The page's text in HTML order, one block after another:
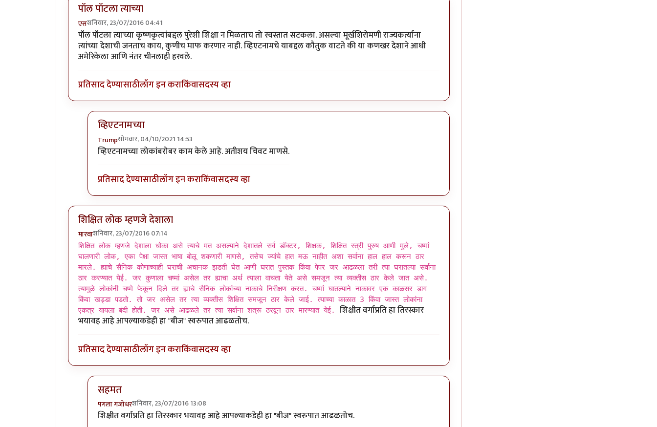
पॉल पॉटला त्याच्या
एसशनिवार, 23/07/2016 04:41
पॉल पॉटला त्याच्या कृष्णकृत्यांबद्दल पुरेशी शिक्षा न मिळताच तो स्वस्तात सटकला. असल्या मूर्खशिरोमणी राज्यकर्त्यांना
त्यांच्या देशाची जनताच काय, कुणीच माफ करणार नाही. व्हिएटनामचे याबद्दल कौतुक वाटते की या कणखर देशाने आधी
अमेरिकेला आणि नंतर चीनलाही हरवले.
प्रतिसाद देण्यासाठीलॉग इन कराकिंवासदस्य व्हा
व्हिएटनामच्या
Trumpसोमवार, 04/10/2021 14:53
In reply toपॉल पॉटला त्याच्याbyएस
व्हिएटनामच्या लोकांबरोबर काम केले आहे. अतीशय चिवट माणसे.
प्रतिसाद देण्यासाठीलॉग इन कराकिंवासदस्य व्हा
शिक्षित लोक म्हणजे देशाला
मारवाशनिवार, 23/07/2016 07:14
शिक्षित लोक म्हणजे देशाला धोका असे त्याचे मत असल्याने देशातले सर्व डॉक्टर, शिक्षक, शिक्षित स्त्री पुरुष आणी मुले, चष्मां
घालणारी लोक, एका पेक्षा जास्त भाषा बोलू शकणारी माणसे, तसेच ज्यांचे हात मऊ नाहीत अशा सर्वाना हाल हाल करून ठार
मारले. ह्याचे सैनिक कोणाच्याही घराची अचानक झडती घेत आणी घरात पुस्तक किंवा पेपर जर आढळला तरी त्या घरातल्या सर्वाना
ठार करण्यात येई. जर कुणाला चष्मां असेल तर ह्याचा अर्थ त्याला वाचता येते असे समजून त्या व्यक्तीस ठार केले जात असे.
त्यामुळे लोकांनी चष्मे फेकून दिले तर ह्याचे सैनिक लोकांच्या नाकाचे निरीक्षण करत. चष्मां घातल्याने नाकावर एक काळसर डाग
किंवा खड्डा पडतो. तो जर असेल तर त्या व्यक्तीस शिक्षित समजून ठार केले जाई. त्याच्या काळात 3 किंवा जास्त लोकांना
एकत्र यायला बंदी होती. जर असे आढळले तर त्या सर्वाना शत्रू ठरवून ठार मारण्यात येई. शिक्षीत वर्गाप्रति हा तिरस्कार
भयावह आहे आपल्याकडेही हा "बीज" स्वरुपात आढळतोच.
प्रतिसाद देण्यासाठीलॉग इन कराकिंवासदस्य व्हा
सहमत
पगला गजोधरशनिवार, 23/07/2016 13:08
In reply toशिक्षित लोक म्हणजे देशालाbyमारवा
शिक्षीत वर्गाप्रति हा तिरस्कार भयावह आहे आपल्याकडेही हा "बीज" स्वरुपात आढळतोच.